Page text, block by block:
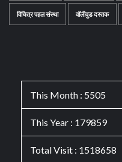
विचित्र पहल संस्था वॉलीवुड दस्तक
This Month : 5505
This Year : 179859
Total Visit : 1518658